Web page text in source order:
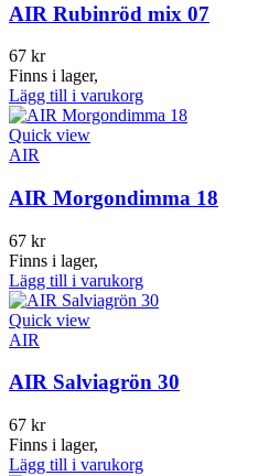
AIR Rubinröd mix 07
67 kr
Finns i lager,
Lägg till i varukorg
Quick view
AIR
AIR Morgondimma 18
67 kr
Finns i lager,
Lägg till i varukorg
Quick view
AIR
AIR Salviagrön 30
67 kr
Finns i lager,
Lägg till i varukorg